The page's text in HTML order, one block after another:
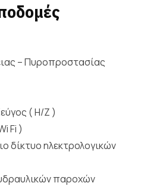
– Πυροπροστασίας
( Η/Ζ )
Fi )
δίκτυο ηλεκτρολογικών
παροχών